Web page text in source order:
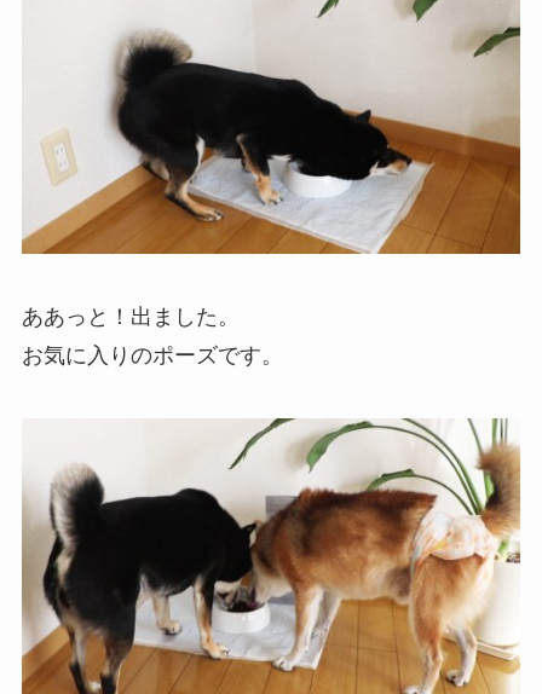
ああっと！出ました。
お気に入りのポーズです。